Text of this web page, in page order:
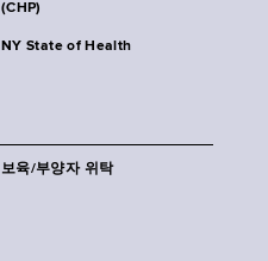
(CHP)
NY State of Health
보육/부양자 위탁